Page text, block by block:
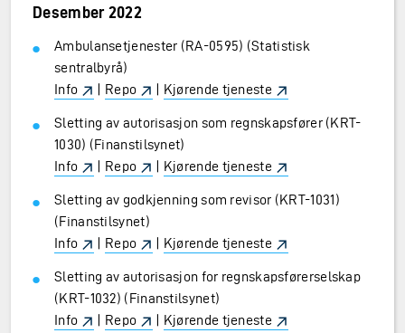
Desember 2022
Ambulansetjenester (RA-0595) (Statistisk
sentralbyrå)
Info
| Repo | Kjørende tjeneste
Sletting av autorisasjon som regnskapsfører (KRT-
1030) (Finanstilsynet)
Info
| Repo | Kjørende tjeneste
Sletting av godkjenning som revisor (KRT-1031)
(Finanstilsynet)
Info
| Repo | Kjørende tjeneste
Sletting av autorisasjon for regnskapsførerselskap
(KRT-1032) (Finanstilsynet)
Info
| Repo | Kjørende tjeneste